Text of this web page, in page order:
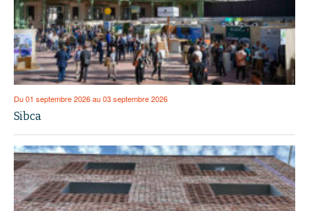
Du 01 septembre 2026 au 03 septembre 2026
Sibca